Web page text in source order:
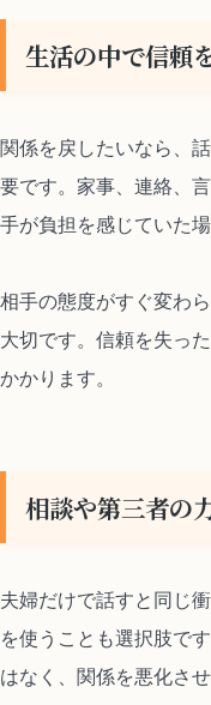
生活の中で信頼
関係を戻したいなら、
要です。家事、連絡、
手が負担を感じていた
相手の態度がすぐ変わ
大切です。信頼を失っ
かかります。
相談や第三者の
夫婦だけで話すと同じ
を使うことも選択肢で
はなく、関係を悪化さ